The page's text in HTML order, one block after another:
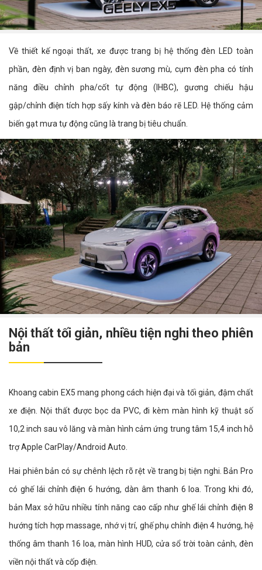
Về thiết kế ngoại thất, xe được trang bị hệ thống đèn LED toàn
phần, đèn định vị ban ngày, đèn sương mù, cụm đèn pha có tính
năng điều chỉnh pha/cốt tự động (IHBC), gương chiếu hậu
gập/chỉnh điện tích hợp sấy kính và đèn báo rẽ LED. Hệ thống cảm
biến gạt mưa tự động cũng là trang bị tiêu chuẩn.
Nội thất tối giản, nhiều tiện nghi theo phiên
bản
Khoang cabin EX5 mang phong cách hiện đại và tối giản, đậm chất
xe điện. Nội thất được bọc da PVC, đi kèm màn hình kỹ thuật số
10,2 inch sau vô lăng và màn hình cảm ứng trung tâm 15,4 inch hỗ
trợ Apple CarPlay/Android Auto.
Hai phiên bản có sự chênh lệch rõ rệt về trang bị tiện nghi. Bản Pro
có ghế lái chỉnh điện 6 hướng, dàn âm thanh 6 loa. Trong khi đó,
bản Max sở hữu nhiều tính năng cao cấp như ghế lái chỉnh điện 8
hướng tích hợp massage, nhớ vị trí, ghế phụ chỉnh điện 4 hướng, hệ
thống âm thanh 16 loa, màn hình HUD, cửa sổ trời toàn cảnh, đèn
viền nội thất và cốp điện.